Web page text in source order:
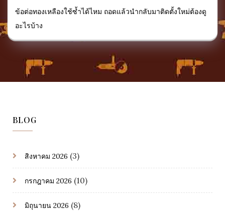
ข้อต่อทองเหลืองใช้ซ้ำได้ไหม ถอดแล้วนำกลับมาติดตั้งใหม่ต้องดู
อะไรบ้าง
BLOG
สิงหาคม 2026 (3)
กรกฎาคม 2026 (10)
มิถุนายน 2026 (8)